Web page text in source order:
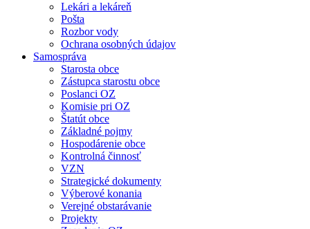
Lekári a lekáreň
Pošta
Rozbor vody
Ochrana osobných údajov
Samospráva
Starosta obce
Zástupca starostu obce
Poslanci OZ
Komisie pri OZ
Štatút obce
Základné pojmy
Hospodárenie obce
Kontrolná činnosť
VZN
Strategické dokumenty
Výberové konania
Verejné obstarávanie
Projekty